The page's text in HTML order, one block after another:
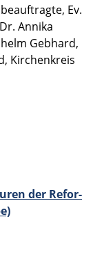
Ev.
Annika
Gebhard,
Kirchen­kreis
der Refor­